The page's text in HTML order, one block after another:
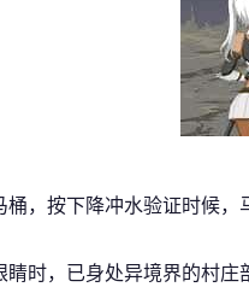
，按下降冲水验证时候，
时，已身处异境界的村庄